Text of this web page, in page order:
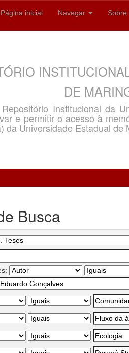
inicial Navegar Sobre
DE
Institucional da
e permitir o acesso à
da Universidade Estadual de
Busca